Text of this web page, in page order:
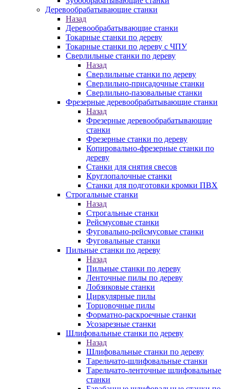
Деревообрабатывающие станки
Назад
Деревообрабатывающие станки
Токарные станки по дереву
Токарные станки по дереву с ЧПУ
Сверлильные станки по дереву
Назад
Сверлильные станки по дереву
Сверлильно-присадочные станки
Сверлильно-пазовальные станки
Фрезерные деревообрабатывающие станки
Назад
Фрезерные деревообрабатывающие
станки
Фрезерные станки по дереву
Копировально-фрезерные станки по
дереву
Станки для снятия свесов
Круглопалочные станки
Станки для подготовки кромки ПВХ
Строгальные станки
Назад
Строгальные станки
Рейсмусовые станки
Фуговально-рейсмусовые станки
Фуговальные станки
Пильные станки по дереву
Назад
Пильные станки по дереву
Ленточные пилы по дереву
Лобзиковые станки
Циркулярные пилы
Торцовочные пилы
Форматно-раскроечные станки
Усозарезные станки
Шлифовальные станки по дереву
Назад
Шлифовальные станки по дереву
Тарельчато-шлифовальные станки
Тарельчато-ленточные шлифовальные
станки